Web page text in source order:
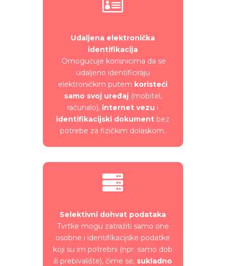

Udaljena elektronička
identifikacija
Omogućuje korisnicima da se
udaljeno identificiraju
elektroničkim putem koristeći
samo svoj uređaj(mobitel,
računalo), internet vezu i
identifikacijski dokument bez
potrebe za fizičkim dolaskom.

Selektivni dohvat podataka
Tvrtke mogu zatražiti samo one
osobne i identifikacijske podatke
koji su im potrebni (npr. samo dob
ili prebivalište), čime se, sukladno